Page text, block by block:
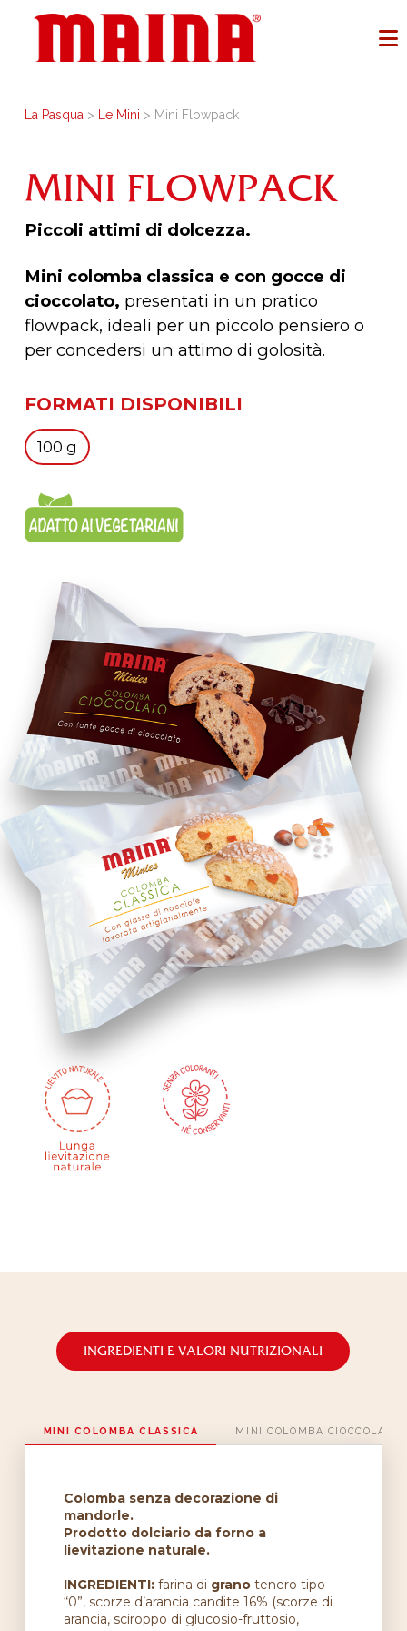
La Pasqua > Le Mini > Mini Flowpack
MINI FLOWPACK
Piccoli attimi di dolcezza.
Mini colomba classica e con gocce di
cioccolato, presentati in un pratico
flowpack, ideali per un piccolo pensiero o
per concedersi un attimo di golosità.
FORMATI DISPONIBILI
100 g
INGREDIENTI E VALORI NUTRIZIONALI
MINI COLOMBA CLASSICA MINI COLOMBA CIOCCOLATO
Colomba senza decorazione di
mandorle.
Prodotto dolciario da forno a
lievitazione naturale.
INGREDIENTI:farina di granotenero tipo
“0”, scorze d’arancia candite 16% (scorze di
arancia, sciroppo di glucosio-fruttosio,